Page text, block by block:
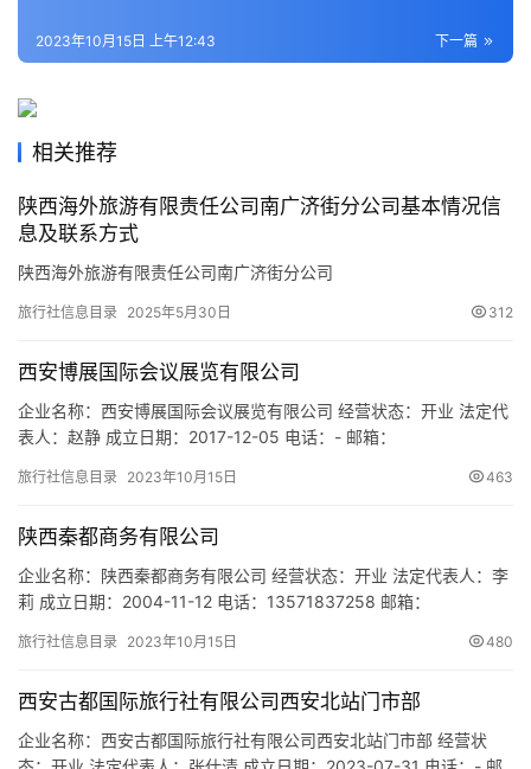
本
地
生
活
游
城
市
下一篇
2023年10月15日 上午12:43
相关推荐
陕西海外旅游有限责任公司南广济街分公司基本情况信
息及联系方式
陕西海外旅游有限责任公司南广济街分公司
旅行社信息目录 2025年5月30日 312
西安博展国际会议展览有限公司
企业名称：西安博展国际会议展览有限公司 经营状态：开业 法定代
表人：赵静 成立日期：2017-12-05 电话：- 邮箱：
91610132MA6UB68U81 注册地址：陕西省西安市未央区未央路80
议及展览服务；组织文化艺术交流活动…
旅行社信息目录 2023年10月15日 463
陕西秦都商务有限公司
企业名称：陕西秦都商务有限公司 经营状态：开业 法定代表人：李
莉 成立日期：2004-11-12 电话：13571837258 邮箱：
册地址：陕西省西安市莲湖区铁塔寺路19号西安通惠宾馆8层413号
招徕、…
旅行社信息目录 2023年10月15日 480
西安古都国际旅行社有限公司西安北站门市部
企业名称：西安古都国际旅行社有限公司西安北站门市部 经营状